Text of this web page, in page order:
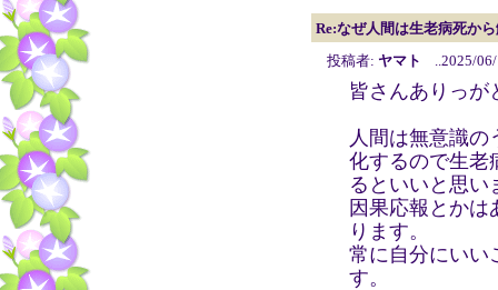
Re:なぜ人間は生老病死か
投稿者: ヤマト ..2025/06/
皆さんありっが
人間は無意識
化するので生老
るといいと思い
因果応報とか
ります。
常に自分にいい
す。